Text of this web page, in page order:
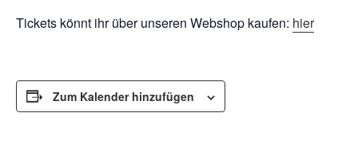
Tickets könnt ihr über unseren Webshop kaufen: hier
Zum Kalender hinzufügen